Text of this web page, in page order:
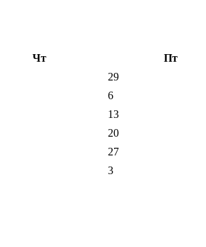
Чт Пт
29
6
13
20
27
3